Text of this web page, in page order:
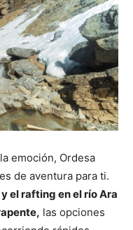
emoción, Ordesa
de aventura para ti.
el rafting en el río Ara
las opciones